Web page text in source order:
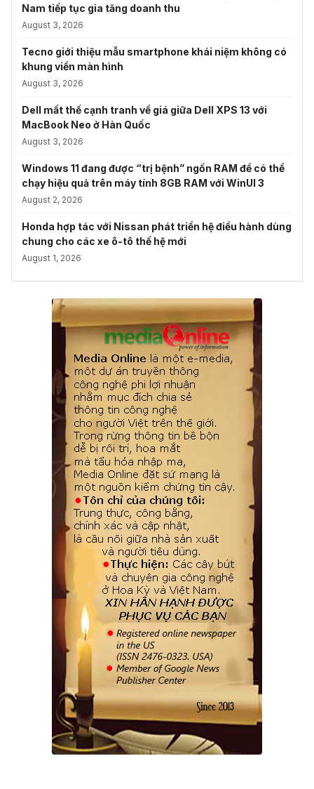
Nam tiếp tục gia tăng doanh thu
August 3, 2026
Tecno giới thiệu mẫu smartphone khái niệm không có
khung viền màn hình
August 3, 2026
Dell mất thế cạnh tranh về giá giữa Dell XPS 13 với
MacBook Neo ở Hàn Quốc
August 3, 2026
Windows 11 đang được “trị bệnh” ngốn RAM để có thể
chạy hiệu quả trên máy tính 8GB RAM với WinUI 3
August 2, 2026
Honda hợp tác với Nissan phát triển hệ điều hành dùng
chung cho các xe ô-tô thế hệ mới
August 1, 2026